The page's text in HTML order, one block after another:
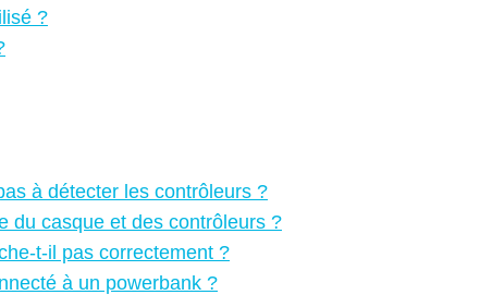
?
à détecter les contrôleurs ?
du casque et des contrôleurs ?
t-il pas correctement ?
à un powerbank ?